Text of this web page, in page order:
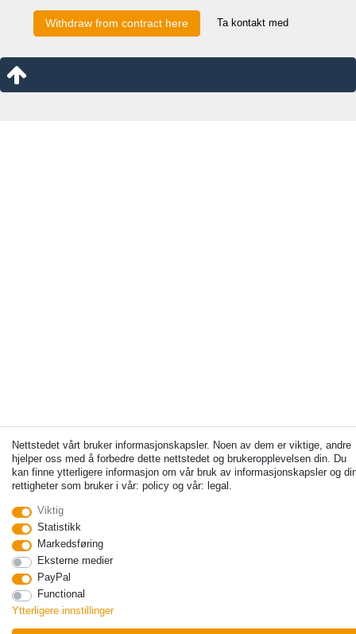
Withdraw from contract here Ta kontakt med
Nettstedet vårt bruker informasjonskapsler. Noen av dem er viktige, andre
hjelper oss med å forbedre dette nettstedet og brukeropplevelsen din. Du
kan finne ytterligere informasjon om vår bruk av informasjonskapsler og
rettigheter som bruker i vår: policy og vår: legal.
Viktig
Statistikk
Markedsføring
Eksterne medier
PayPal
Functional
Ytterligere innstillinger